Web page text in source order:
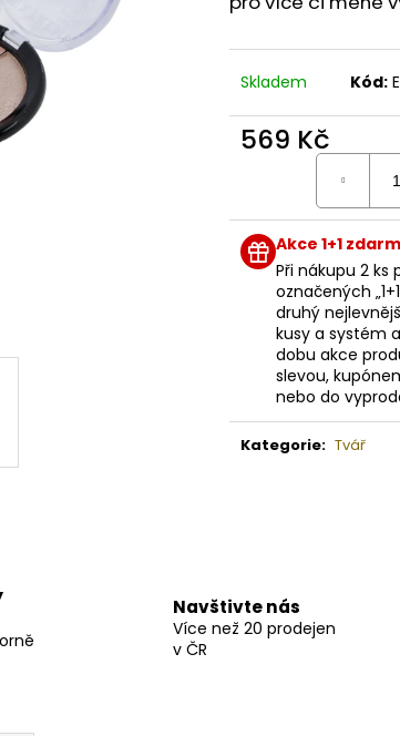
Skladem Kód:
569 Kč
Akce 1+1
Při nákupu 2 ks
označených
druhý
kusy a systém
dobu akce
slevou,
nebo do
Kategorie: Tvář
Navštivte nás
Více než 20 prodejen
v ČR
MÁSLO
BODY BY SIMONA PAPAYA